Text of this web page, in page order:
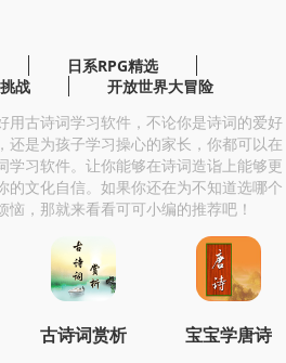
日系RPG精选
战
开放世界大冒险
用古诗词学习软件，不论你是诗词的爱好
还是为孩子学习操心的家长，你都可以在
学习软件。让你能够在诗词造诣上能够更
的文化自信。如果你还在为不知道选哪个
，那就来看看可可小编的推荐吧！
古诗词赏析 宝宝学唐诗